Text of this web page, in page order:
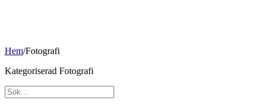
Hem/Fotografi
Kategoriserad Fotografi